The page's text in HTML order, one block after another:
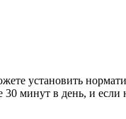
установить
минут в день, и